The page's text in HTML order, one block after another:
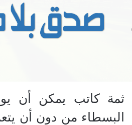
ثمة كاتب يمكن أن
البسطاء من دون أن